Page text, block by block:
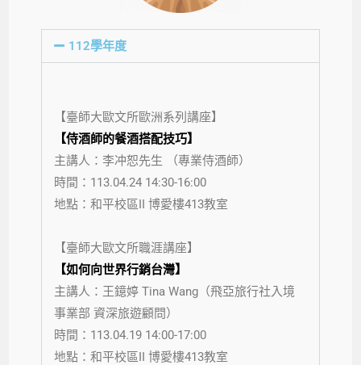
112學年度
【臺師大歐文所歐洲系列講座】
【侍酒師的餐酒搭配技巧】
主講人：李冲恕先生 （專業侍酒師）
時間：113.04.24 14:30-16:00
地點：和平校區II 博愛樓413教室
【臺師大歐文所職涯講座】
【如何向世界行銷台灣】
主講人：王鐿婷 Tina Wang（飛亞旅行社入境
事業部 資深旅遊顧問）
時間：113.04.19 14:00-17:00
地點：和平校區II 博愛樓413教室